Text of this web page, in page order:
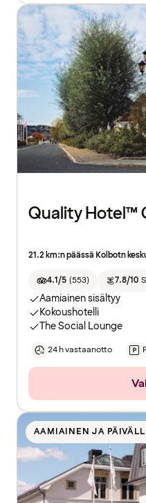
Quality Hotel™
21.2 km:n päässä Kolbotn
4.1/5 (553) 7.8/10
Aamiainen sisältyy
Kokoushotelli
The Social Lounge
24 h vastaanotto
AAMIAINEN JA